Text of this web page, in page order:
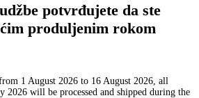
potvrđujete da ste
produljenim rokom
1 August 2026 to 16 August 2026, all
2026 will be processed and shipped during the